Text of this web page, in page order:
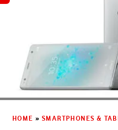
HOME » SMARTPHONES &